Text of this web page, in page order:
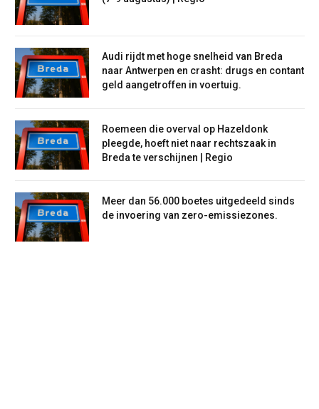
Audi rijdt met hoge snelheid van Breda
naar Antwerpen en crasht: drugs en contant
geld aangetroffen in voertuig.
Roemeen die overval op Hazeldonk
pleegde, hoeft niet naar rechtszaak in
Breda te verschijnen | Regio
Meer dan 56.000 boetes uitgedeeld sinds
de invoering van zero-emissiezones.